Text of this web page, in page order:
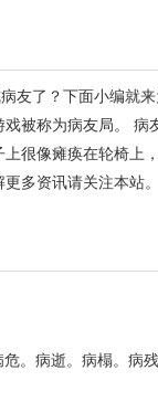
友了？下面小编就
被称为病友局。 病
很像瘫痪在轮椅上
多资讯请关注本站。
。病逝。病榻。病残